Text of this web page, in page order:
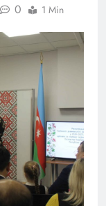
0 1 Min